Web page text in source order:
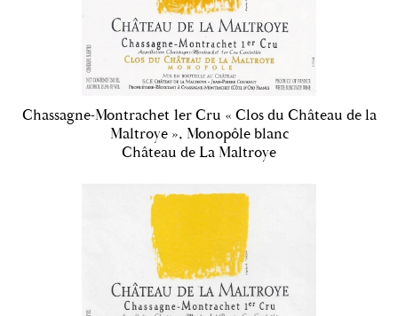
Chassagne-Montrachet 1er Cru « Clos du Château de la
Maltroye », Monopôle blanc
Château de La Maltroye